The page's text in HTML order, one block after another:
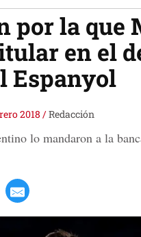
por la que
en el
Espanyol
2018 /Redacción
lo mandaron a la